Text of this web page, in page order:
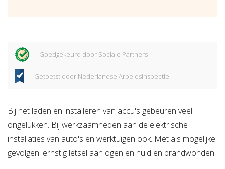
Goedgekeurd door Sociale Partners
Getoetst door Nederlandse Arbeidsinspectie
Bij het laden en installeren van accu's gebeuren veel
ongelukken. Bij werkzaamheden aan de elektrische
installaties van auto's en werktuigen ook. Met als mogelijke
gevolgen: ernstig letsel aan ogen en huid en brandwonden.